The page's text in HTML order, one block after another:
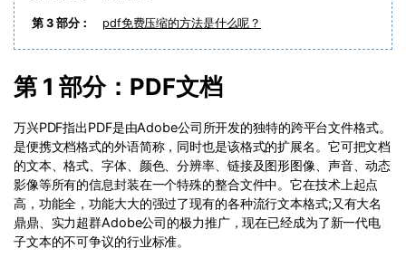
万兴PDF SDK
申请试用
PDF签名
PDF表格
PDF页面调整
PDF文件创建
更新日志
下载中心
产品资讯
01.热门软件
02.转换PDF
03.编辑PDF
查看更多 >
第 3 部分： pdf免费压缩的方法是什么呢？
第 1 部分：PDF文档
万兴PDF指出PDF是由Adobe公司所开发的独特的跨平台文件格式。
是便携文档格式的外语简称，同时也是该格式的扩展名。它可把文档
的文本、格式、字体、颜色、分辨率、链接及图形图像、声音、动态
影像等所有的信息封装在一个特殊的整合文件中。它在技术上起点
高，功能全，功能大大的强过了现有的各种流行文本格式;又有大名
鼎鼎、实力超群Adobe公司的极力推广，现在已经成为了新一代电
子文本的不可争议的行业标准。